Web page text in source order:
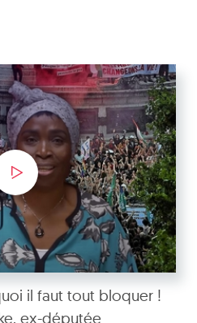
il faut tout bloquer !
ex-députée